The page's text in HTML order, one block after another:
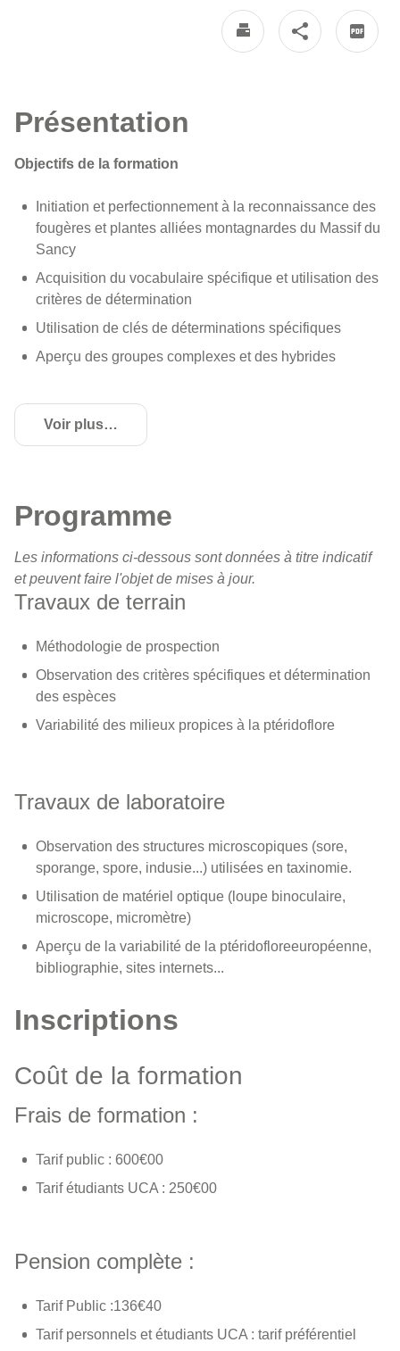
Présentation
Objectifs de la formation
Initiation et perfectionnement à la reconnaissance des
fougères et plantes alliées montagnardes du Massif du
Sancy
Acquisition du vocabulaire spécifique et utilisation des
critères de détermination
Utilisation de clés de déterminations spécifiques
Aperçu des groupes complexes et des hybrides
Voir plus
de détails
Programme
Les informations ci-dessous sont données à titre indicatif
et peuvent faire l'objet de mises à jour.
Travaux de terrain
Méthodologie de prospection
Observation des critères spécifiques et détermination
des espèces
Variabilité des milieux propices à la ptéridoflore
Travaux de laboratoire
Observation des structures microscopiques (sore,
sporange, spore, indusie...) utilisées en taxinomie.
Utilisation de matériel optique (loupe binoculaire,
microscope, micromètre)
Aperçu de la variabilité de la ptéridofloreeuropéenne,
bibliographie, sites internets...
Inscriptions
Coût de la formation
Frais de formation :
Tarif public : 600€00
Tarif étudiants UCA : 250€00
Pension complète :
Tarif Public :136€40
Tarif personnels et étudiants UCA : tarif préférentiel